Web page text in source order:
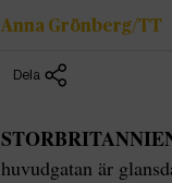
Anna Grönberg/TT
Dela
huvudgatan är